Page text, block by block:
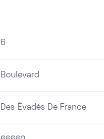
6
Boulevard
Des Évadés De France